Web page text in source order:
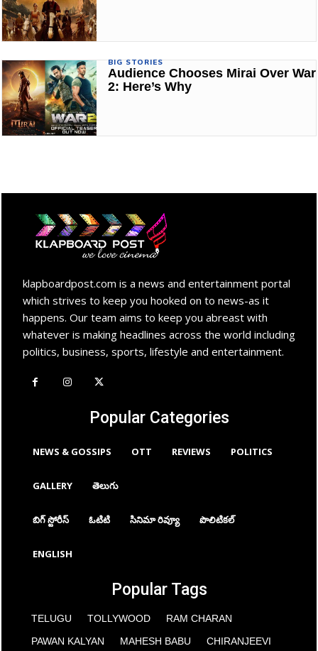
BIG STORIES
Audience Chooses Mirai Over War
2: Here’s Why
klapboardpost.com is a news and entertainment portal
which strives to keep you hooked on to news-as it
happens. Our team aims to keep you abreast with
whatever is making headlines across the world including
politics, business, sports, lifestyle and entertainment.
Popular Categories
NEWS & GOSSIPS OTT REVIEWS POLITICS
GALLERY తెలుగు
బిగ్ స్టోరీస్ ఓటిటి సినిమా రివ్యూ పొలిటికల్
ENGLISH
Popular Tags
TELUGU TOLLYWOOD
RAM CHARAN
PAWAN KALYAN
MAHESH BABU CHIRANJEEVI